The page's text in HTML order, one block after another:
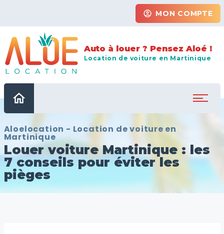
account_circle MON COMPTE
Auto à louer ? Pensez Aloé !
Location de voiture en Martinique
home
Aloelocation - Location de voiture en
Martinique
Louer voiture Martinique : les
7 conseils pour éviter les
pièges